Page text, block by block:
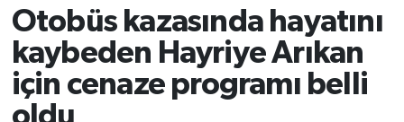
Otobüs kazasında hayatını
kaybeden Hayriye Arıkan
için cenaze programı belli
Resmi İlanlar
Alanyaspor
Süper Lig Puan Durumu ve Fikstür
Tüm Manşetler